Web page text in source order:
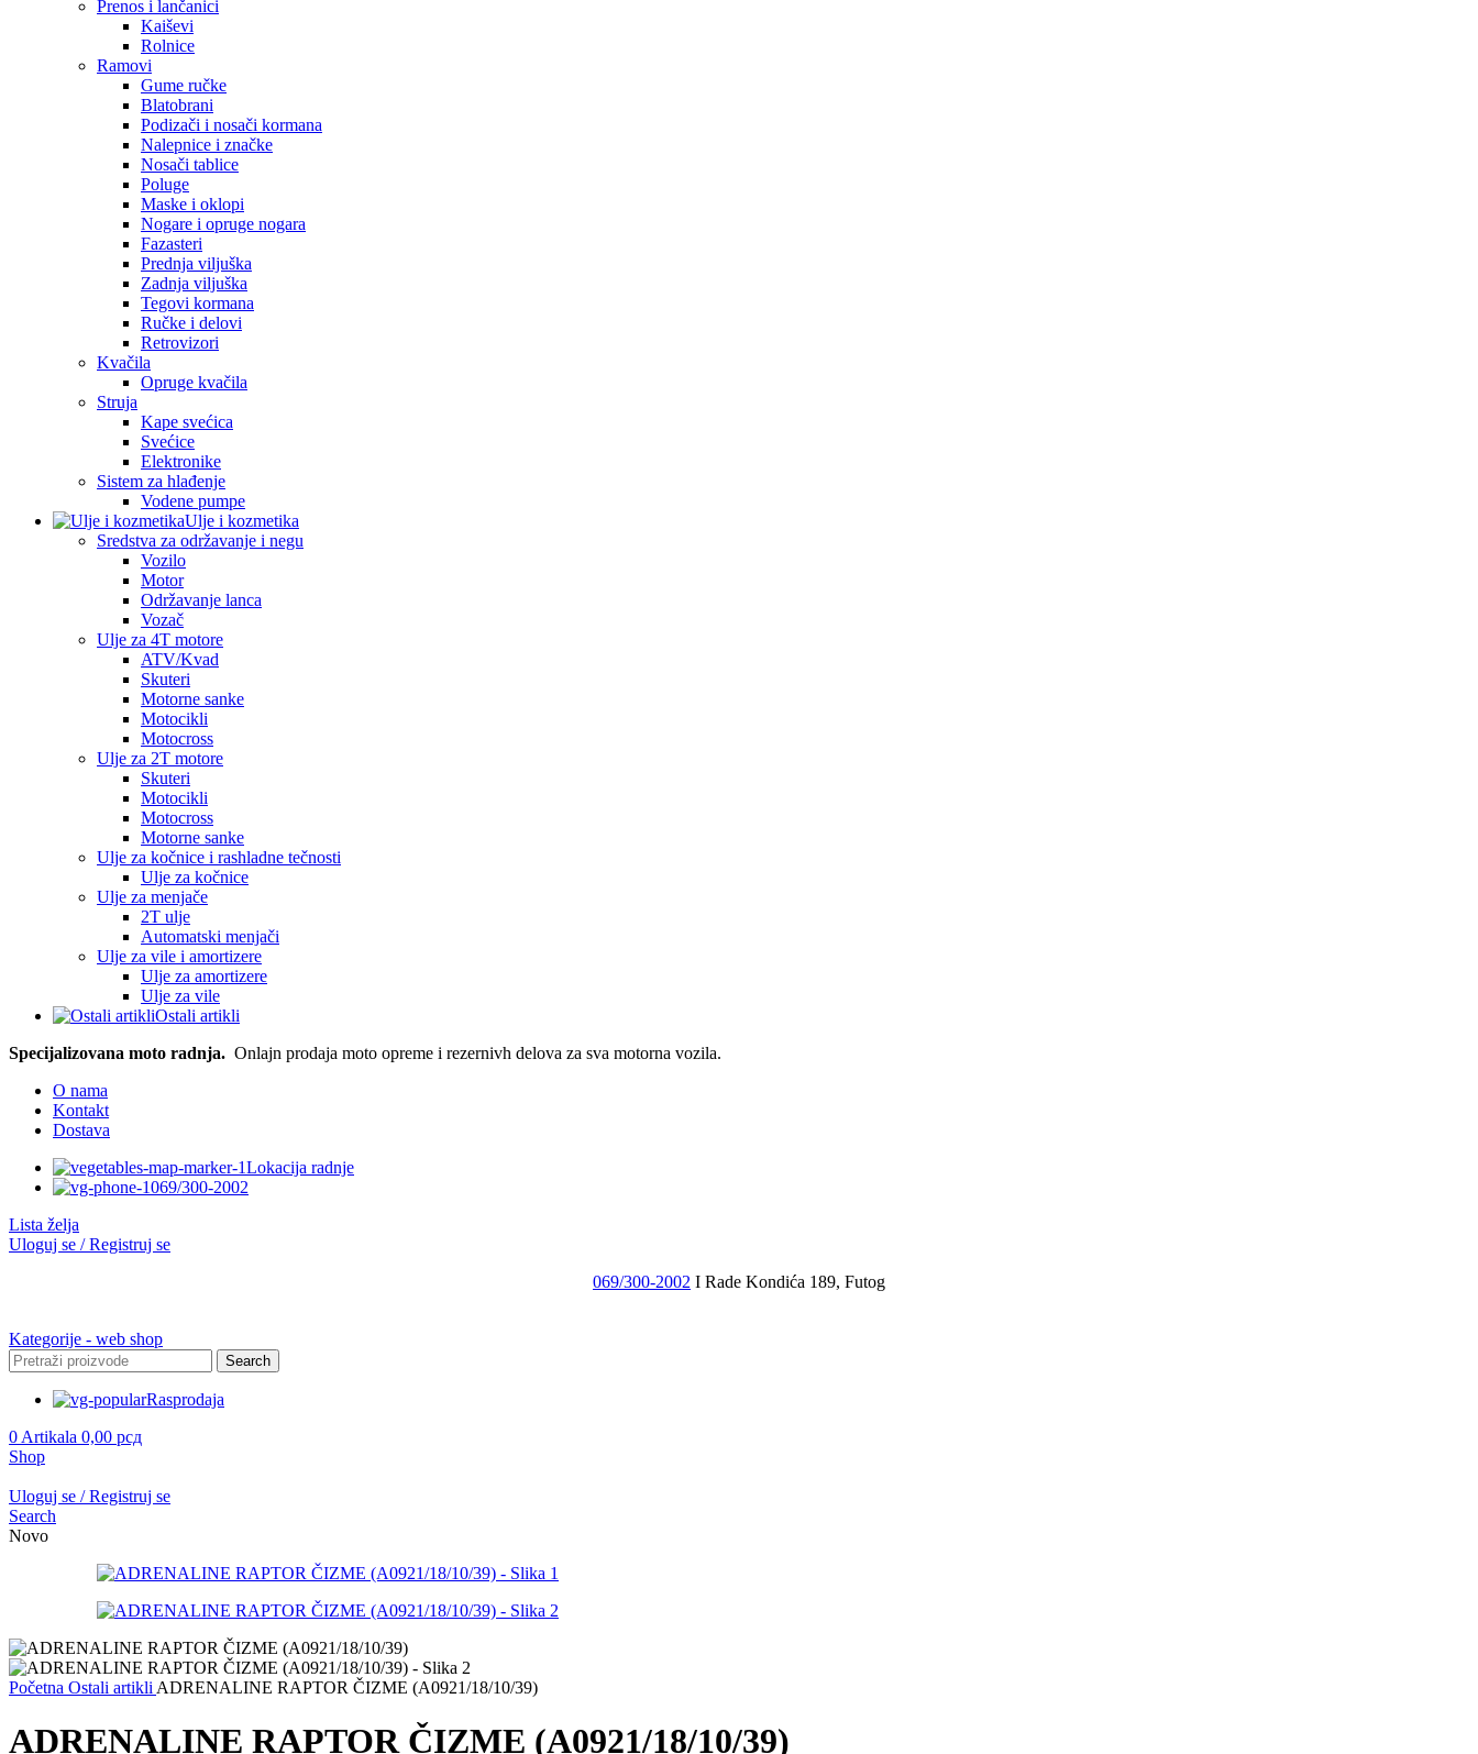
Prenos i lančanici
Kaiševi
Rolnice
Ramovi
Gume ručke
Blatobrani
Podizači i nosači kormana
Nalepnice i značke
Nosači tablice
Poluge
Maske i oklopi
Nogare i opruge nogara
Fazasteri
Prednja viljuška
Zadnja viljuška
Tegovi kormana
Ručke i delovi
Retrovizori
Kvačila
Opruge kvačila
Struja
Kape svećica
Svećice
Elektronike
Sistem za hlađenje
Vodene pumpe
Ulje i kozmetika
Sredstva za održavanje i negu
Vozilo
Motor
Održavanje lanca
Vozač
Ulje za 4T motore
ATV/Kvad
Skuteri
Motorne sanke
Motocikli
Motocross
Ulje za 2T motore
Skuteri
Motocikli
Motocross
Motorne sanke
Ulje za kočnice i rashladne tečnosti
Ulje za kočnice
Ulje za menjače
2T ulje
Automatski menjači
Ulje za vile i amortizere
Ulje za amortizere
Ulje za vile
Ostali artikli
Specijalizovana moto radnja. Onlajn prodaja moto opreme i rezernivh delova za sva motorna vozila.
O nama
Kontakt
Dostava
Lokacija radnje
069/300-2002
Lista želja
Uloguj se / Registruj se
069/300-2002 I Rade Kondića 189, Futog
Kategorije - web shop
Search
Rasprodaja
0 Artikala 0,00 рсд
Shop
Uloguj se / Registruj se
Search
Novo
Početna Ostali artikli ADRENALINE RAPTOR ČIZME (A0921/18/10/39)
ADRENALINE RAPTOR ČIZME (A0921/18/10/39)